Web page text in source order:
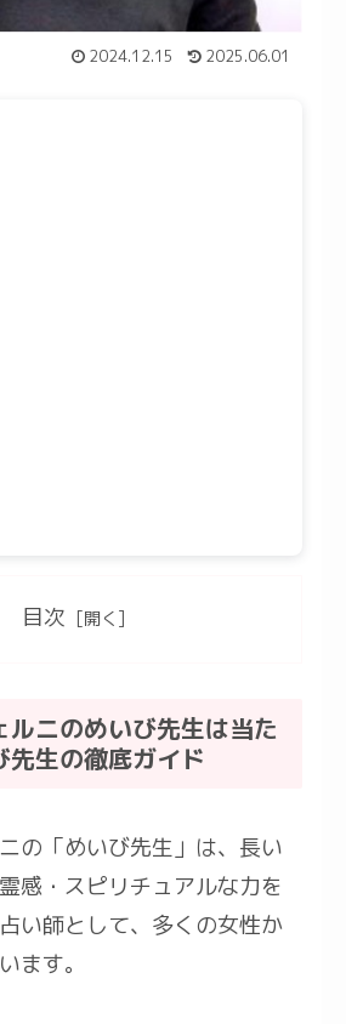
2024.12.15 2025.06.01
目次
ルニのめいび先生は当た
先生の徹底ガイド
の「めいび先生」は、長い
感・スピリチュアルな力を
い師として、多くの女性か
ます。